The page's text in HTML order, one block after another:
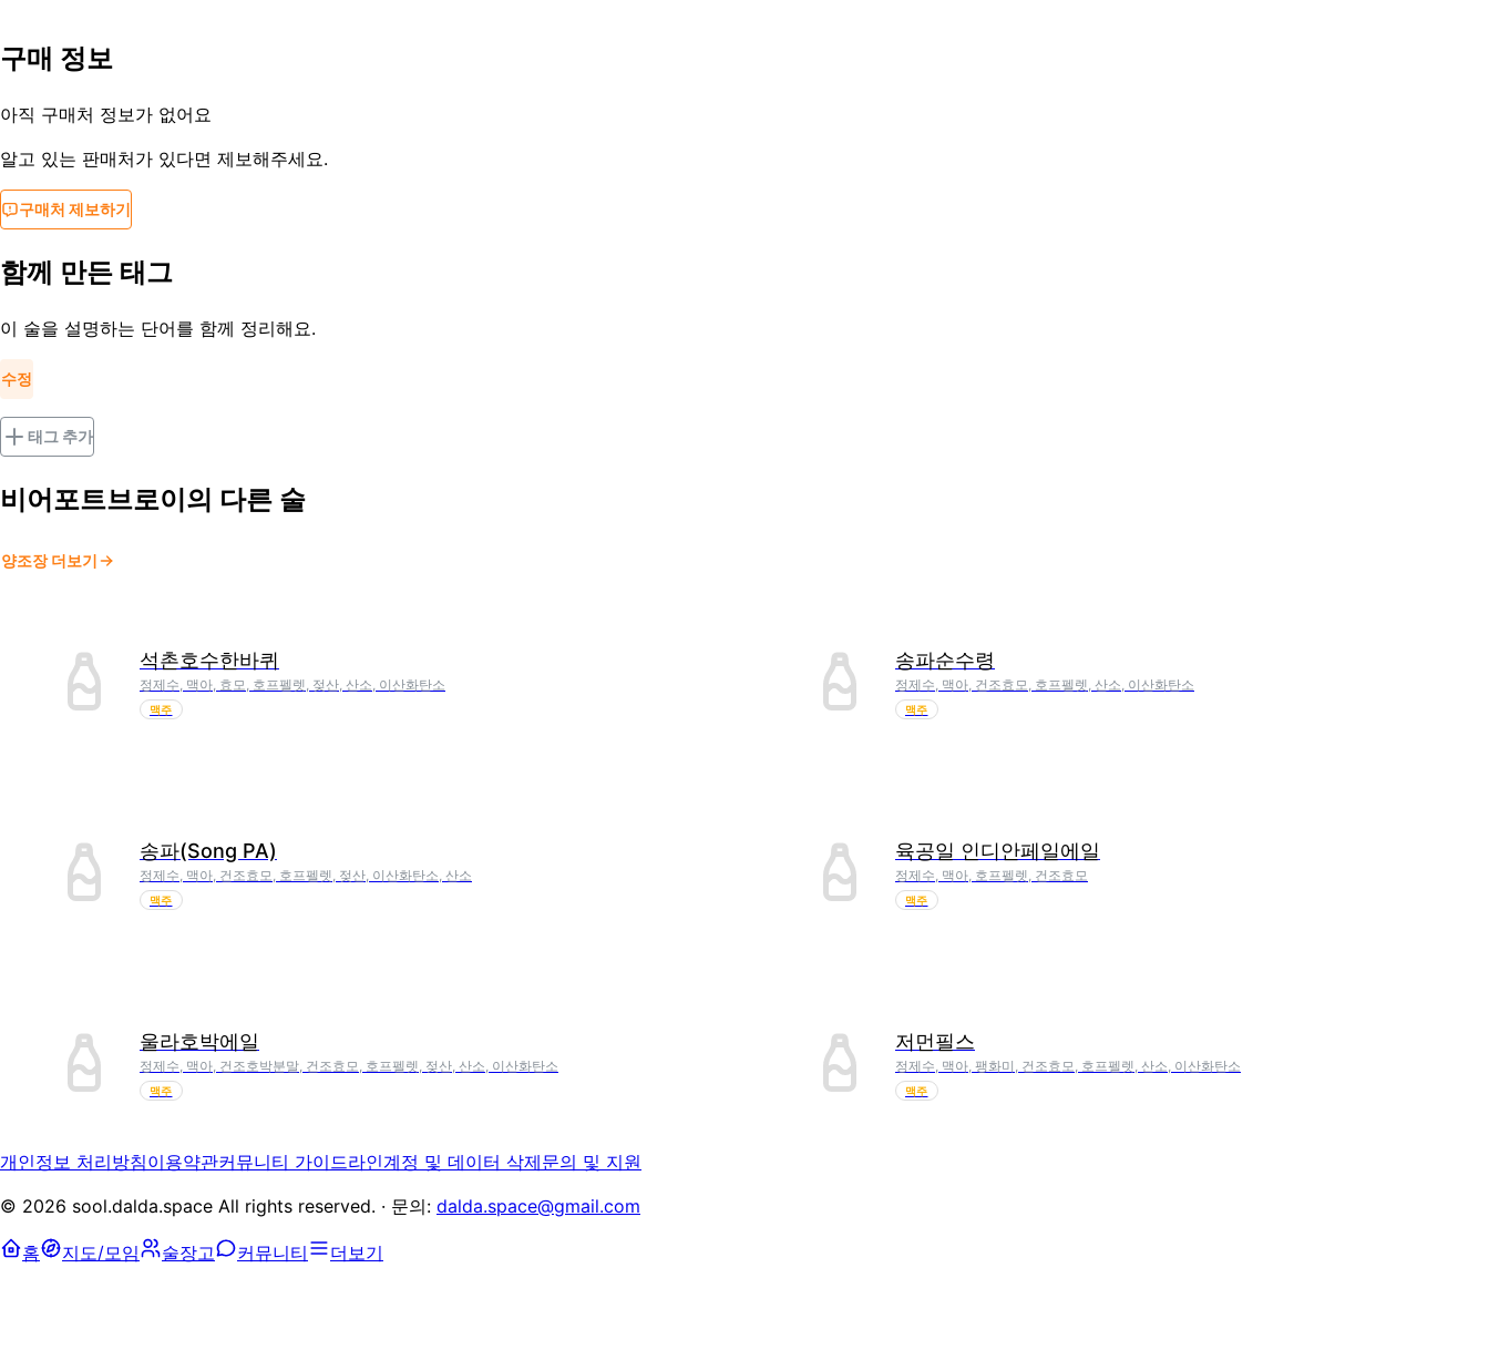
등록일
구매 정보
아직 구매처 정보가 없어요
알고 있는 판매처가 있다면 제보해주세요.
구매처 제보하기
함께 만든 태그
이 술을 설명하는 단어를 함께 정리해요.
수정
태그 추가
비어포트브로이의 다른 술
양조장 더보기
석촌호수한바퀴
정제수, 맥아, 효모, 호프펠렛, 젖산, 산소, 이산화탄소
맥주
송파순수령
정제수, 맥아, 건조효모, 호프펠렛, 산소, 이산화탄소
맥주
송파(Song PA)
정제수, 맥아, 건조효모, 호프펠렛, 젖산, 이산화탄소, 산소
맥주
육공일 인디안페일에일
정제수, 맥아, 호프펠렛, 건조효모
맥주
울라호박에일
정제수, 맥아, 건조호박분말, 건조효모, 호프펠렛, 젖산, 산소, 이산화탄소
맥주
저먼필스
정제수, 맥아, 팽화미, 건조효모, 호프펠렛, 산소, 이산화탄소
맥주
개인정보 처리방침이용약관커뮤니티 가이드라인계정 및 데이터 삭제문의 및 지원
© 2026 sool.dalda.space All rights reserved. · 문의: dalda.space@gmail.com
홈 지도/모임 술장고 커뮤니티 더보기